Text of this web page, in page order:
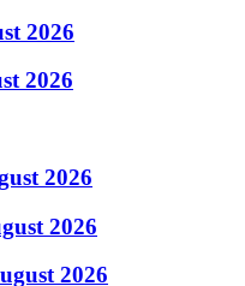
2026
2026
2026
2026
2026